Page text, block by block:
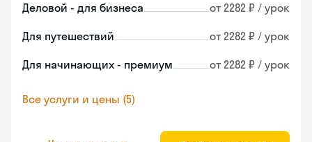
Деловой - для бизнеса от 2282 ₽ / урок
Для путешествий от 2282 ₽ / урок
Для начинающих - премиум от 2282 ₽ / урок
Все услуги и цены (5)